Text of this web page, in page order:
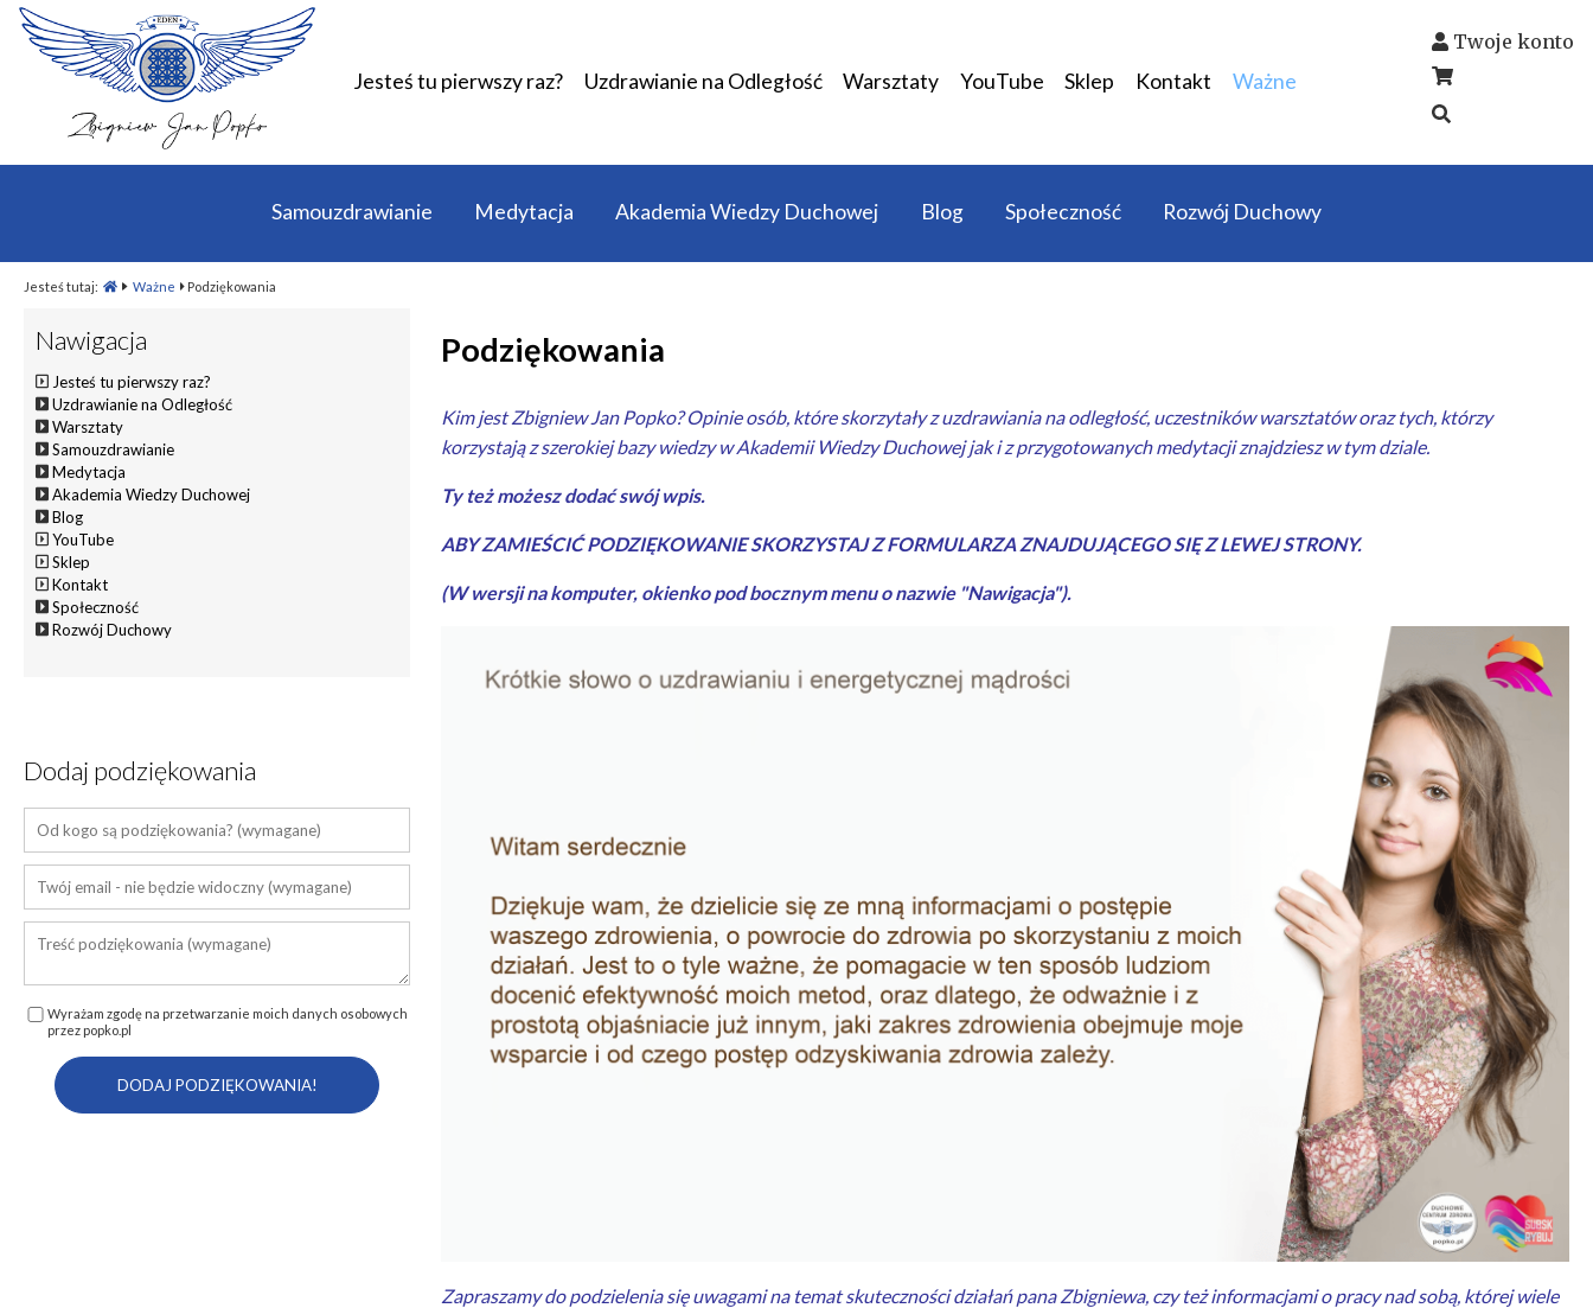
Jesteś tu pierwszy raz? Uzdrawianie na Odległość Warsztaty YouTube Sklep Kontakt Ważne
Twoje konto
Samouzdrawianie Medytacja Akademia Wiedzy Duchowej Blog Społeczność Rozwój Duchowy
Jesteś tutaj: Ważne Podziękowania
Podziękowania
Kim jest Zbigniew Jan Popko? Opinie osób, które skorzytały zuzdrawiania na odległość, uczestnikówwarsztatóworaz tych, którzy
korzystają z szerokiej bazy wiedzy wAkademii Wiedzy Duchowejjak i z przygotowanychmedytacjiznajdziesz w tym dziale.
Ty też możesz dodać swój wpis.
ABY ZAMIEŚCIĆ PODZIĘKOWANIE SKORZYSTAJ Z FORMULARZA ZNAJDUJĄCEGO SIĘ Z LEWEJ STRONY.
(W wersji na komputer, okienko pod bocznym menu o nazwie "Nawigacja").
Zapraszamy do podzielenia się uwagami na temat skuteczności działań pana Zbigniewa, czy też informacjami o pracy nad sobą, której wiele
Nawigacja
Jesteś tu pierwszy raz?
Uzdrawianie na Odległość
Warsztaty
Samouzdrawianie
Medytacja
Akademia Wiedzy Duchowej
Blog
YouTube
Sklep
Kontakt
Społeczność
Rozwój Duchowy
Dodaj podziękowania
Wyrażam zgodę na przetwarzanie moich danych osobowych
przez popko.pl